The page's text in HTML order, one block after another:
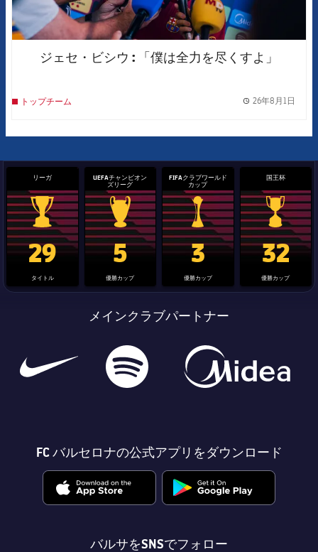
ジェセ・ビシウ : 「僕は全力を尽くすよ」
トップチーム 26年8月1日
リーガ
La Liga trophy
29
タイトル
UEFAチャンピオン
ズリーグ
Champions League trophy
5
優勝カップ
FIFAクラブワールド
カップ
label.aria.clubworldcup
3
優勝カップ
国王杯
国王杯
32
優勝カップ
メインクラブパートナー
FC バルセロナの公式アプリをダウンロード
バルサをSNSでフォロー